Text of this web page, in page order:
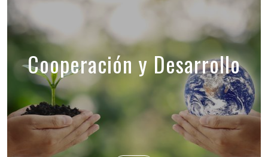
Cooperación y Desarrollo